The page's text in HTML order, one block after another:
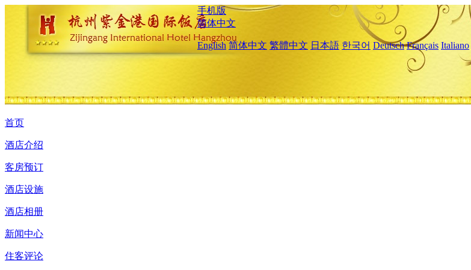
手机版
简体中文
English 简体中文 繁體中文 日本語 한국어 Deutsch Français Italiano
首页
酒店介绍
客房预订
酒店设施
酒店相册
新闻中心
住客评论